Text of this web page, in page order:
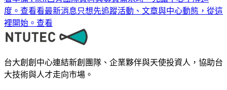
度。 查看看最新消息只想先追蹤活動、文章與中心動態，從這
裡開始。 查看
台大創創中心連結新創團隊、企業夥伴與天使投資人，協助台
大技術與人才走向市場。